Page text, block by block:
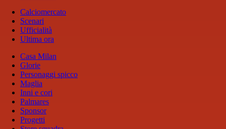
Calciomercato
Scenari
Ufficialità
Ultima ora
Casa Milan
Glorie
Personaggi spicco
Maglia
Inni e cori
Palmares
Sponsor
Progetti